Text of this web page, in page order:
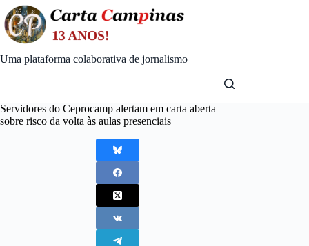
Skip
to
content
Uma plataforma colaborativa de jornalismo
Servidores do Ceprocamp alertam em carta aberta
sobre risco da volta às aulas presenciais